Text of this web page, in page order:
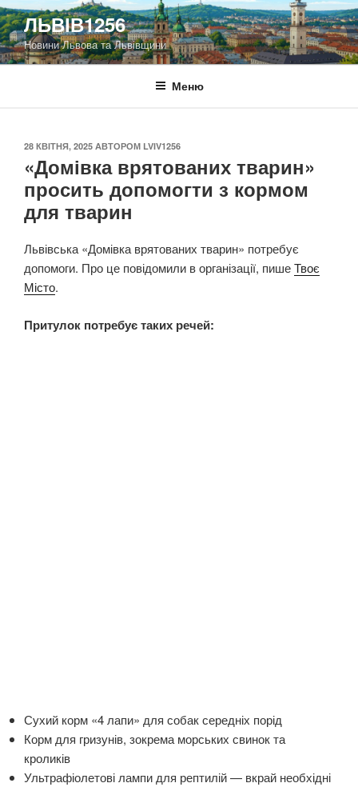
Перейти
до
вмісту
ЛЬВІВ1256
Новини Львова та Львівщини
Меню
ОПУБЛІКОВАНО
28 КВІТНЯ, 2025 АВТОРОМ LVIV1256
«Домівка врятованих тварин»
просить допомогти з кормом
для тварин
Львівська «Домівка врятованих тварин» потребує
допомоги. Про це повідомили в організації, пишеТвоє
Місто.
Притулок потребує таких речей:
Сухий корм «4 лапи» для собак середніх порід
Корм для гризунів, зокрема морських свинок та
кроликів
Ультрафіолетові лампи для рептилій — вкрай необхідні